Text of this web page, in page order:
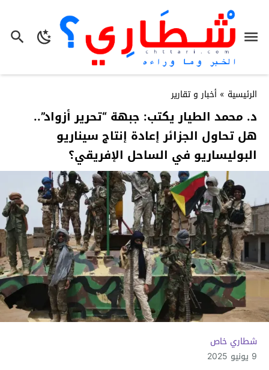
الرئيسية » أخبار و تقارير
د. محمد الطيار يكتب: جبهة “تحرير أزواد”..
هل تحاول الجزائر إعادة إنتاج سيناريو
البوليساريو في الساحل الإفريقي؟
شطاري خاص
9 يونيو 2025